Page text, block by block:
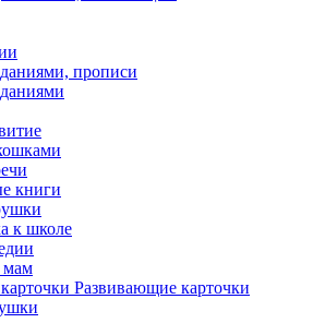
прописи
книги
к школе
мам
Развивающие карточки